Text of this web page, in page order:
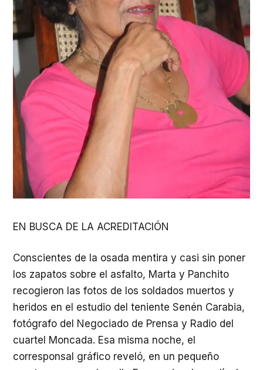
EN BUSCA DE LA ACREDITACIÓN
Conscientes de la osada mentira y casi sin poner
los zapatos sobre el asfalto, Marta y Panchito
recogieron las fotos de los soldados muertos y
heridos en el estudio del teniente Senén Carabia,
fotógrafo del Negociado de Prensa y Radio del
cuartel Moncada. Esa misma noche, el
corresponsal gráfico reveló, en un pequeño